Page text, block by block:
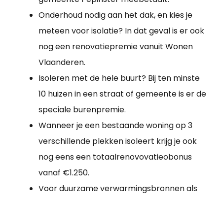
Onderhoud nodig aan het dak, en kies je
meteen voor isolatie? In dat geval is er ook
nog een renovatiepremie vanuit Wonen
Vlaanderen.
Isoleren met de hele buurt? Bij ten minste
10 huizen in een straat of gemeente is er de
speciale burenpremie.
Wanneer je een bestaande woning op 3
verschillende plekken isoleert krijg je ook
nog eens een totaalrenovovatieobonus
vanaf €1.250.
Voor duurzame verwarmingsbronnen als